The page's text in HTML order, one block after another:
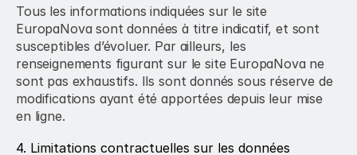
Tous les informations indiquées sur le site
EuropaNova sont données à titre indicatif, et sont
susceptibles d’évoluer. Par ailleurs, les
renseignements figurant sur le site EuropaNova ne
sont pas exhaustifs. Ils sont donnés sous réserve de
modifications ayant été apportées depuis leur mise
en ligne.
4. Limitations contractuelles sur les données